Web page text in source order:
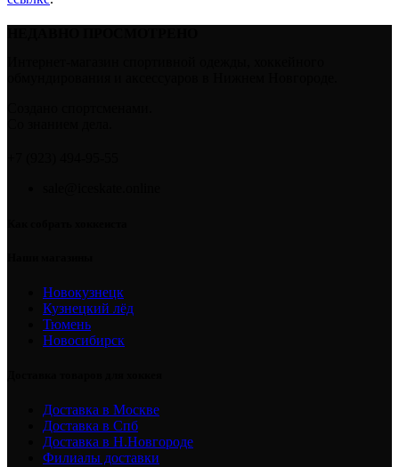
Новокузнецк
Кузнецкий лёд
Тюмень
Новосибирск
Доставка в Москве
Доставка в Спб
Доставка в Н.Новгороде
Филиалы доставки